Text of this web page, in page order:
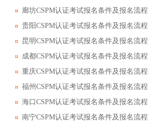
廊坊CSPM认证考试报名条件及报名流程
贵阳CSPM认证考试报名条件及报名流程
昆明CSPM认证考试报名条件及报名流程
成都CSPM认证考试报名条件及报名流程
重庆CSPM认证考试报名条件及报名流程
福州CSPM认证考试报名条件及报名流程
海口CSPM认证考试报名条件及报名流程
南宁CSPM认证考试报名条件及报名流程